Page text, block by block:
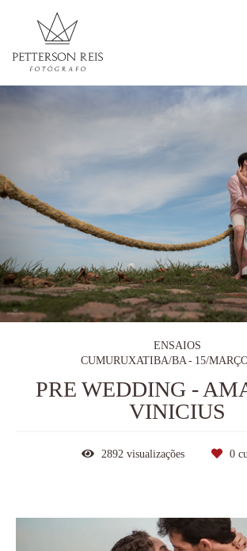
ENSAIOS
CUMURUXATIBA/BA
15/
PRE WEDDING -
VINICIUS
2892 visualizações 0